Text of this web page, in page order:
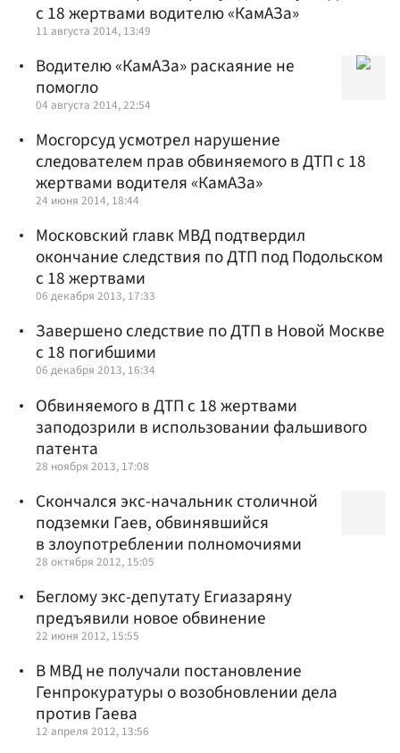
с 18 жертвами водителю «КамАЗа»
11 августа 2014, 13:49
Водителю «КамАЗа» раскаяние не
помогло
04 августа 2014, 22:54
Мосгорсуд усмотрел нарушение
следователем прав обвиняемого в ДТП с 18
жертвами водителя «КамАЗа»
24 июня 2014, 18:44
Московский главк МВД подтвердил
окончание следствия по ДТП под Подольском
с 18 жертвами
06 декабря 2013, 17:33
Завершено следствие по ДТП в Новой Москве
с 18 погибшими
06 декабря 2013, 16:34
Обвиняемого в ДТП с 18 жертвами
заподозрили в использовании фальшивого
патента
28 ноября 2013, 17:08
Скончался экс-начальник столичной
подземки Гаев, обвинявшийся
в злоупотреблении полномочиями
28 октября 2012, 15:05
Беглому экс-депутату Егиазаряну
предъявили новое обвинение
22 июня 2012, 15:55
В МВД не получали постановление
Генпрокуратуры о возобновлении дела
против Гаева
12 апреля 2012, 13:56